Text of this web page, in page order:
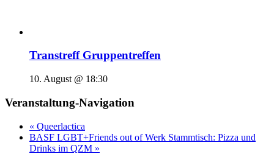
Transtreff Gruppentreffen
10. August @ 18:30
Veranstaltung-Navigation
« Queerlactica
BASF LGBT+Friends out of Werk Stammtisch: Pizza und
Drinks im QZM »